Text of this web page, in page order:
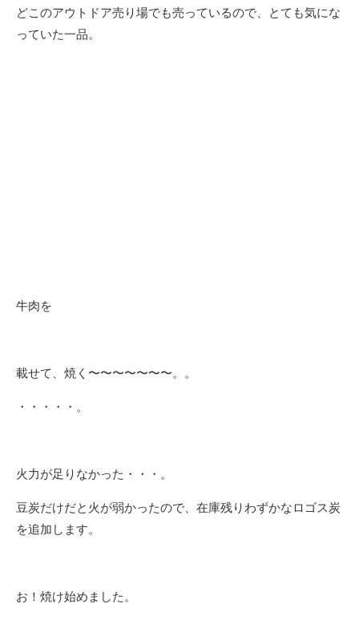
どこのアウトドア売り場でも売っているので、とても気にな
っていた一品。
牛肉を
載せて、焼く〜〜〜〜〜〜〜。。
・・・・・。
火力が足りなかった・・・。
豆炭だけだと火が弱かったので、在庫残りわずかなロゴス炭
を追加します。
お！焼け始めました。